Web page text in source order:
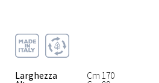
Larghezza Cm 170